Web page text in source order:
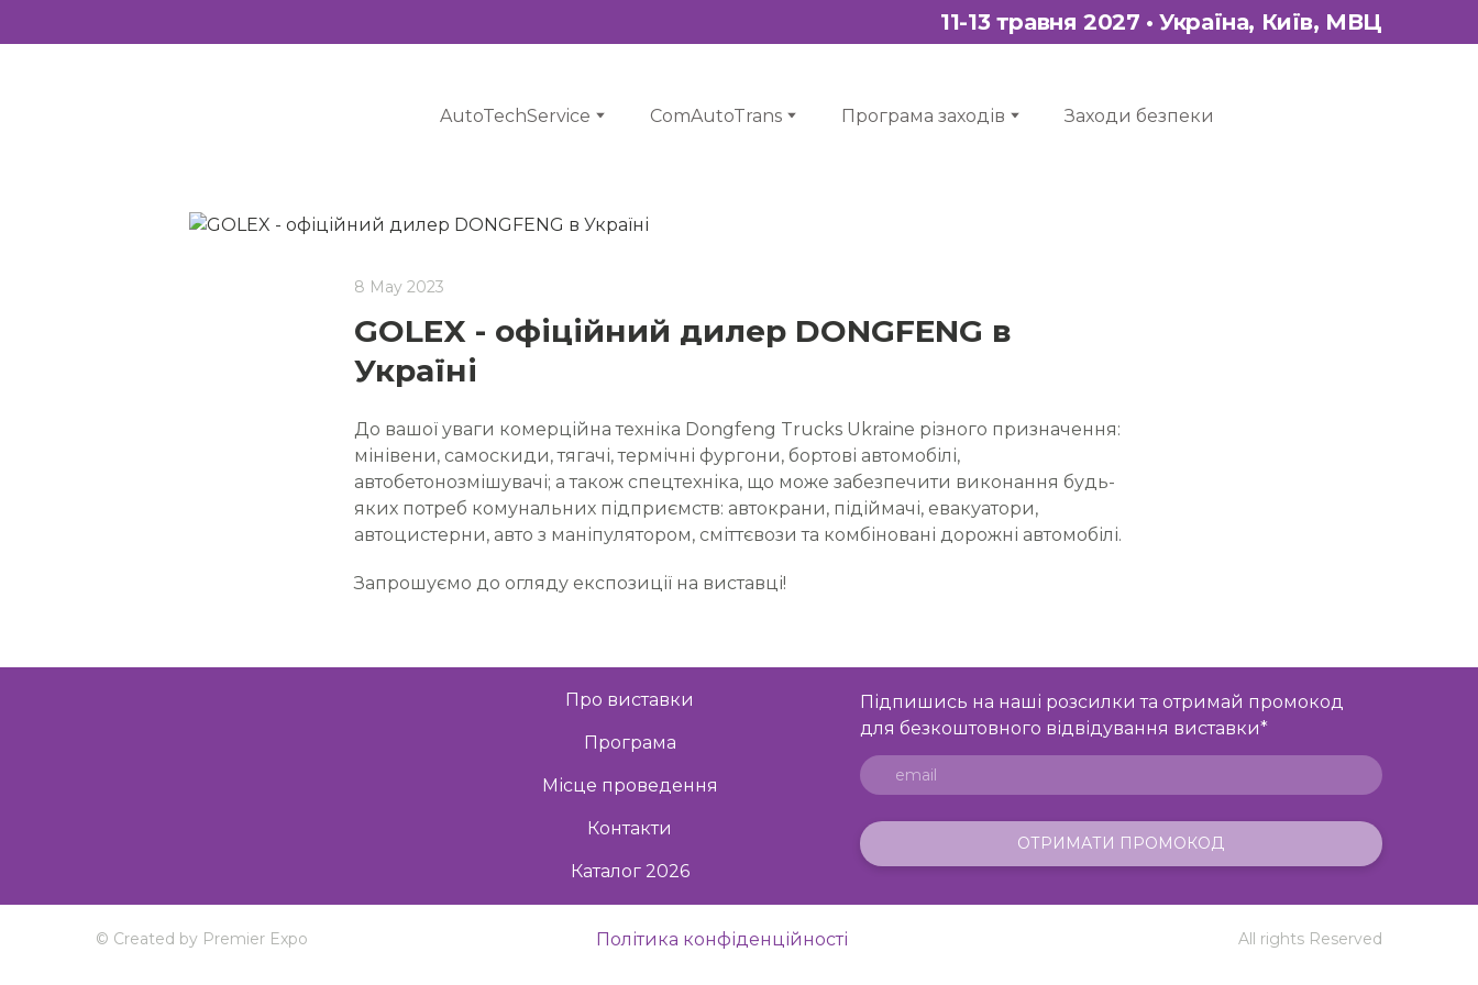
11-13 травня 2027 • Україна, Київ, МВЦ
AutoTechService ComAutoTrans Програма заходів Заходи безпеки
8 May 2023
GOLEX - офіційний дилер DONGFENG в
Україні
До вашої уваги комерційна техніка Dongfeng Trucks Ukraine різного призначення:
мінівени, самоскиди, тягачі, термічні фургони, бортові автомобілі,
автобетонозмішувачі; а також спецтехніка, що може забезпечити виконання будь-
яких потреб комунальних підприємств: автокрани, підіймачі, евакуатори,
автоцистерни, авто з маніпулятором, сміттєвози та комбіновані дорожні автомобілі.
Запрошуємо до огляду експозиції на виставці!
Про виставки
Програма
Місце проведення
Контакти
Каталог 2026
Підпишись на наші розсилки та отримай промокод
для безкоштовного відвідування виставки*
ОТРИМАТИ ПРОМОКОД
© Created by Premier Expo Політика конфіденційності All rights Reserved